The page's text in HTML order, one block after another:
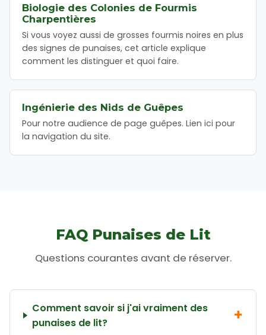
Biologie des Colonies de Fourmis
Charpentières
Si vous voyez aussi de grosses fourmis noires en plus
des signes de punaises, cet article explique
comment les distinguer et quoi faire.
Ingénierie des Nids de Guêpes
Pour notre audience de page guêpes. Lien ici pour
la navigation du site.
FAQ Punaises de Lit
Questions courantes avant de réserver.
Comment savoir si j'ai vraiment des
punaises de lit?